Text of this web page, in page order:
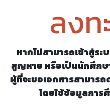
ลงท
หากไม่สามารถเข้าสู่ร
สูญหาย หรือเป็นนักศึกษ
ผู้ที่จะขอเอกสารสามาร
โดยใช้ข้อมูลการ